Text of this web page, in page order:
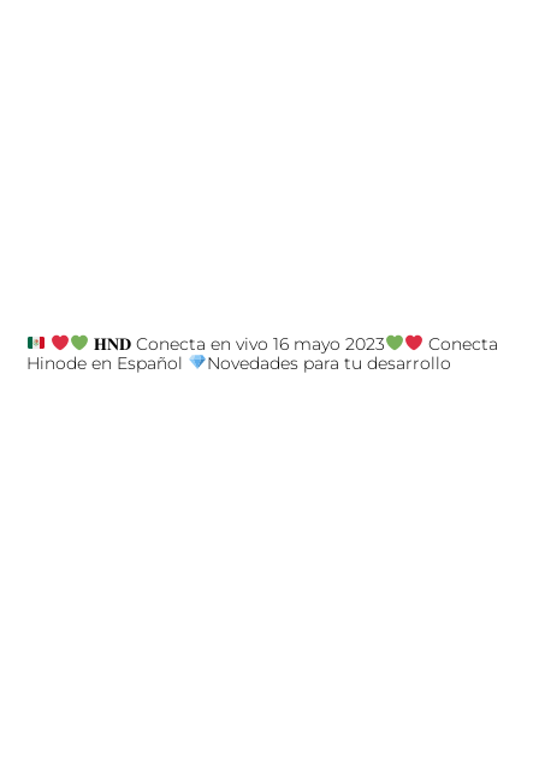
𝐇𝐍𝐃 Conecta en vivo 16 mayo 2023
Conecta
Hinode en Español
Novedades para tu desarrollo